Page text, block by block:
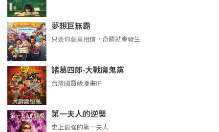
夢想巨無霸
只要你願意相信，奇蹟就會發生
諸葛四郎-大戰魔鬼黨
台灣國寶級漫畫IP
第一夫人的逆襲
史上最強的第一夫人